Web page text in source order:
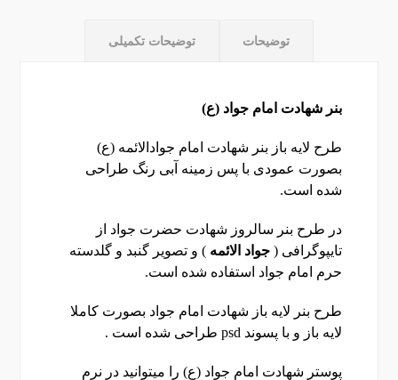
توضیحات توضیحات تکمیلی
بنر شهادت امام جواد (ع)
طرح لایه باز بنر شهادت امام جوادالائمه (ع)
بصورت عمودی با پس زمینه آبی رنگ طراحی
شده است.
در طرح بنر سالروز شهادت حضرت جواد از
تایپوگرافی (جواد الائمه ) و تصویر گنبد و گلدسته
حرم امام جواد استفاده شده است.
طرح بنر لایه باز شهادت امام جواد بصورت کاملا
لایه باز و با پسوند psd طراحی شده است .
پوستر شهادت امام جواد (ع) را میتوانید در نرم